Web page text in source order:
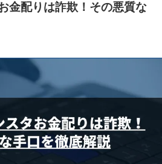
金配りは詐欺！その悪質な